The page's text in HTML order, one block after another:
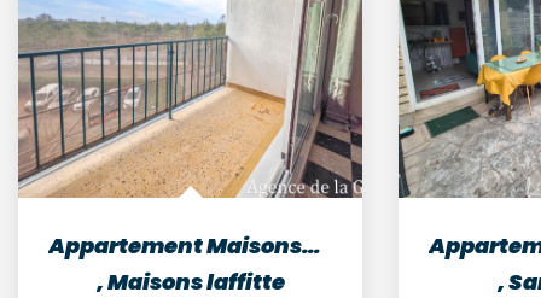
Appartement Maisons-Laffitte 3 pièces 48.88 m2
,Maisons laffitte ,